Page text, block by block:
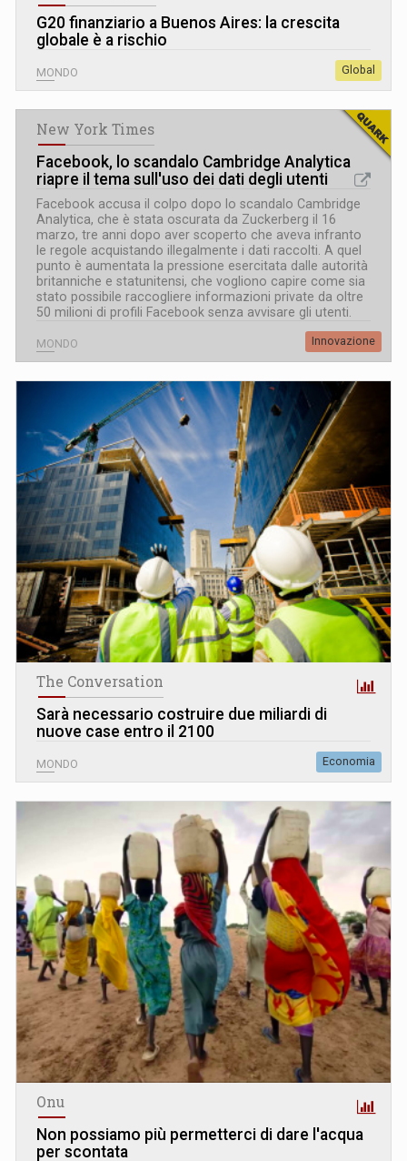
G20 finanziario a Buenos Aires: la crescita
globale è a rischio
MONDO Global
New York Times
Facebook, lo scandalo Cambridge Analytica
riapre il tema sull'uso dei dati degli utenti
Facebook accusa il colpo dopo lo scandalo Cambridge
Analytica, che è stata oscurata da Zuckerberg il 16
marzo, tre anni dopo aver scoperto che aveva infranto
le regole acquistando illegalmente i dati raccolti. A quel
punto è aumentata la pressione esercitata dalle autorità
britanniche e statunitensi, che vogliono capire come sia
stato possibile raccogliere informazioni private da oltre
50 milioni di profili Facebook senza avvisare gli utenti.
MONDO Innovazione
The Conversation
Sarà necessario costruire due miliardi di
nuove case entro il 2100
MONDO Economia
Onu
Non possiamo più permetterci di dare l'acqua
per scontata